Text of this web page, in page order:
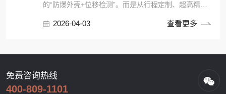
的“防爆外壳+位移检测”。而是从行程定制、超高精
地。
2026-04-03 查看更多
免费咨询热线
400-809-1101